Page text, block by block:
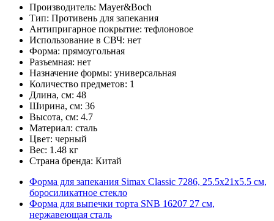
Производитель: Mayer&Boch
Тип: Противень для запекания
Антипригарное покрытие: тефлоновое
Использование в СВЧ: нет
Форма: прямоугольная
Разъемная: нет
Назначение формы: универсальная
Количество предметов: 1
Длина, см: 48
Ширина, см: 36
Высота, см: 4.7
Материал: сталь
Цвет: черный
Вес: 1.48 кг
Страна бренда: Китай
Форма для запекания Simax Classic 7286, 25.5х21х5.5 см,
боросиликатное стекло
Форма для выпечки торта SNB 16207 27 см,
нержавеющая сталь